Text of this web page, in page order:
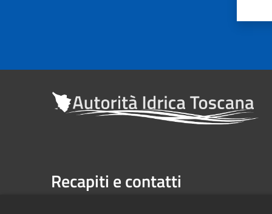
Recapiti e contatti